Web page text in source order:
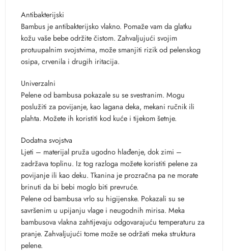
Antibakterijski
Bambus je antibakterijsko vlakno. Pomaže vam da glatku
kožu vaše bebe održite čistom. Zahvaljujući svojim
protuupalnim svojstvima, može smanjiti rizik od pelenskog
osipa, crvenila i drugih iritacija.
Univerzalni
Pelene od bambusa pokazale su se svestranim. Mogu
poslužiti za povijanje, kao lagana deka, mekani ručnik ili
plahta. Možete ih koristiti kod kuće i tijekom šetnje.
Dodatna svojstva
Ljeti – materijal pruža ugodno hlađenje, dok zimi –
zadržava toplinu. Iz tog razloga možete koristiti pelene za
povijanje ili kao deku. Tkanina je prozračna pa ne morate
brinuti da bi bebi moglo biti prevruće.
Pelene od bambusa vrlo su higijenske. Pokazali su se
savršenim u upijanju vlage i neugodnih mirisa. Meka
bambusova vlakna zahtijevaju odgovarajuću temperaturu za
pranje. Zahvaljujući tome može se održati meka struktura
pelene.